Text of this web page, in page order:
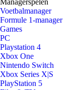
Managerspelen
Voetbalmanager
Formule 1-manager
Games
PC
Playstation 4
Xbox One
Nintendo Switch
Xbox Series X|S
PlayStation 5